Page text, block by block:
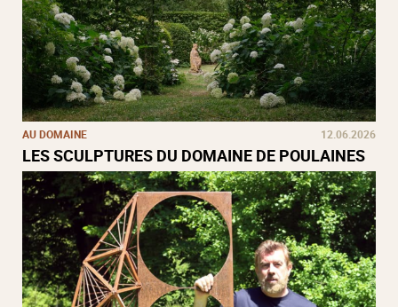
AU DOMAINE 12.06.2026
LES SCULPTURES DU DOMAINE DE POULAINES